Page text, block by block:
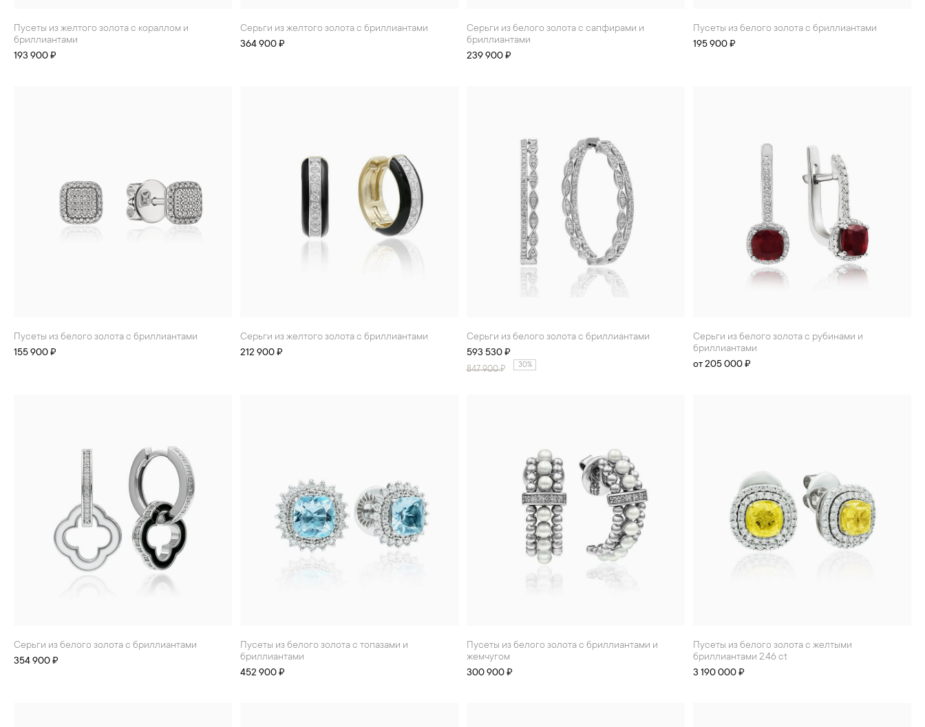
Пусеты из желтого золота с кораллом и
бриллиантами
193 900 ₽
Серьги из желтого золота с бриллиантами
364 900 ₽
Серьги из белого золота с сапфирами и
бриллиантами
239 900 ₽
Пусеты из белого золота с бриллиантами
195 900 ₽
Пусеты из белого золота с бриллиантами
155 900 ₽
Серьги из желтого золота с бриллиантами
212 900 ₽
Серьги из белого золота с бриллиантами
593 530 ₽
847 900₽ 30%
Серьги из белого золота с рубинами и
бриллиантами
от 205 000 ₽
Серьги из белого золота с бриллиантами
354 900 ₽
Пусеты из белого золота с топазами и
бриллиантами
452 900 ₽
Пусеты из белого золота с бриллиантами и
жемчугом
300 900 ₽
Пусеты из белого золота с желтыми
бриллиантами 2.46 ct
3 190 000 ₽